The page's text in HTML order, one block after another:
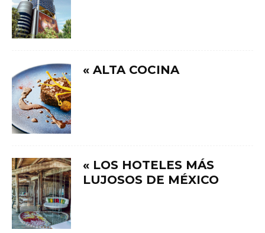
« ALTA COCINA
« LOS HOTELES MÁS
LUJOSOS DE MÉXICO